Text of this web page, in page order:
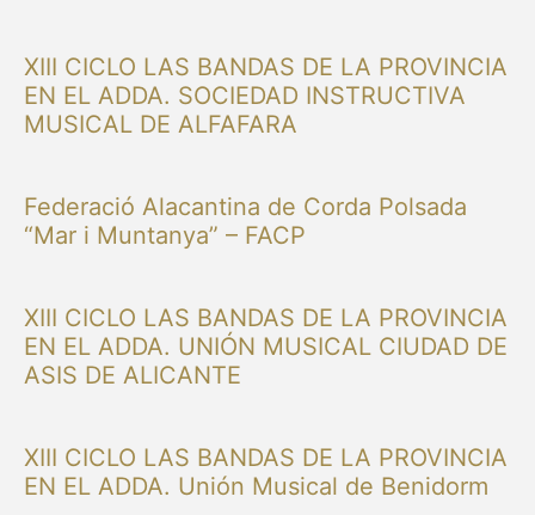
XIII CICLO LAS BANDAS DE LA PROVINCIA
EN EL ADDA. SOCIEDAD INSTRUCTIVA
MUSICAL DE ALFAFARA
Federació Alacantina de Corda Polsada
“Mar i Muntanya” – FACP
XIII CICLO LAS BANDAS DE LA PROVINCIA
EN EL ADDA. UNIÓN MUSICAL CIUDAD DE
ASIS DE ALICANTE
XIII CICLO LAS BANDAS DE LA PROVINCIA
EN EL ADDA. Unión Musical de Benidorm